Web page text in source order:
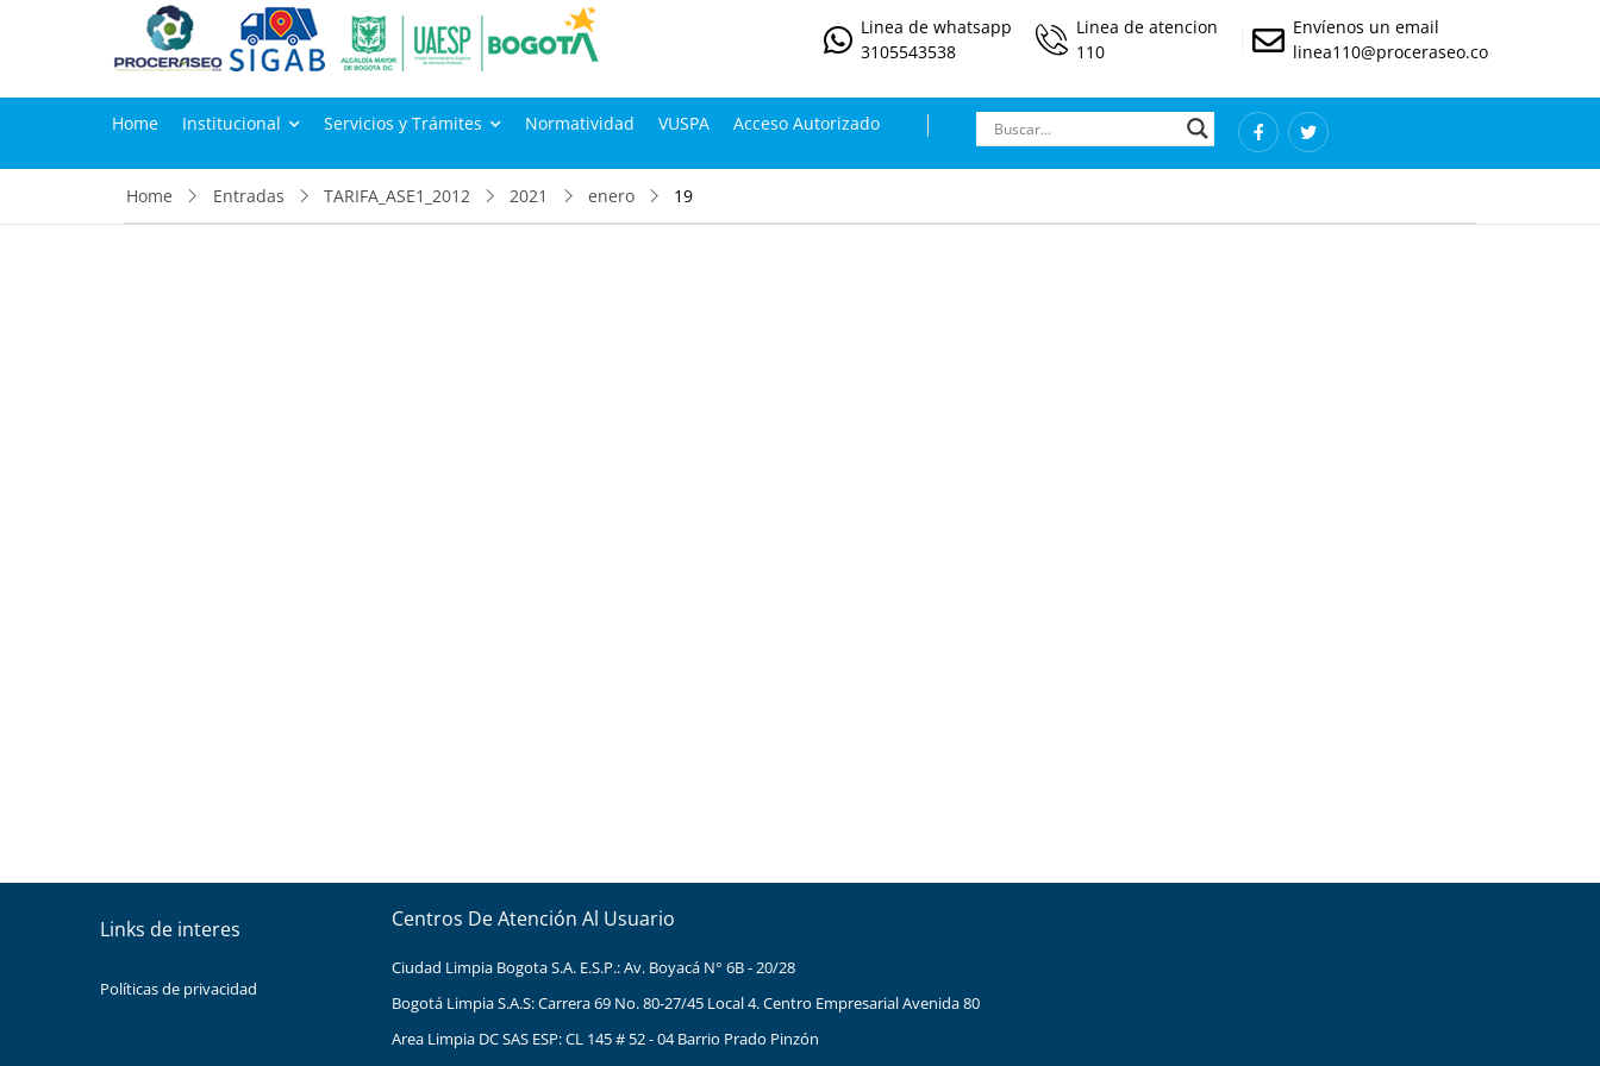
Linea de whatsapp
3105543538
Linea de atencion
110
Envíenos un email
linea110@proceraseo.co
Home Institucional Servicios y Trámites Normatividad VUSPA Acceso Autorizado
Home Entradas TARIFA_ASE1_2012 2021 enero 19
Links de interes
Políticas de privacidad
Centros De Atención Al Usuario
Ciudad Limpia Bogota S.A. E.S.P.: Av. Boyacá N° 6B - 20/28
Bogotá Limpia S.A.S: Carrera 69 No. 80-27/45 Local 4. Centro Empresarial Avenida 80
Area Limpia DC SAS ESP: CL 145 # 52 - 04 Barrio Prado Pinzón